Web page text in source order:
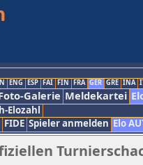
ENG ESP FAI FIN FRA GER GRE INA
Galerie Meldekartei
Elozahl
FIDE Spieler anmelden Elo